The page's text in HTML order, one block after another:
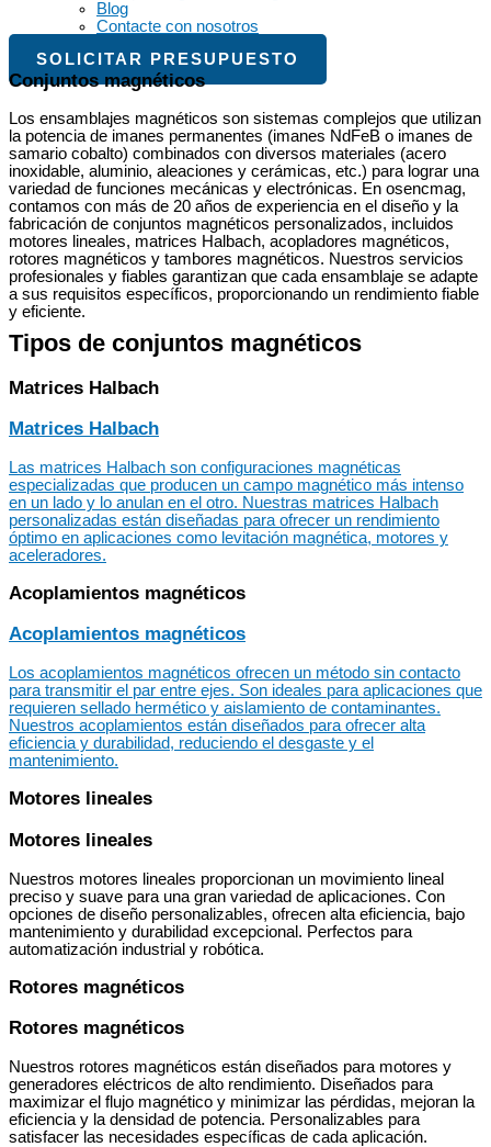
Blog
Contacte con nosotros
SOLICITAR PRESUPUESTO
Conjuntos magnéticos
Los ensamblajes magnéticos son sistemas complejos que utilizan
la potencia de imanes permanentes (imanes NdFeB o imanes de
samario cobalto) combinados con diversos materiales (acero
inoxidable, aluminio, aleaciones y cerámicas, etc.) para lograr una
variedad de funciones mecánicas y electrónicas. En osencmag,
contamos con más de 20 años de experiencia en el diseño y la
fabricación de conjuntos magnéticos personalizados, incluidos
motores lineales, matrices Halbach, acopladores magnéticos,
rotores magnéticos y tambores magnéticos. Nuestros servicios
profesionales y fiables garantizan que cada ensamblaje se adapte
a sus requisitos específicos, proporcionando un rendimiento fiable
y eficiente.
Tipos de conjuntos magnéticos
Matrices Halbach
Matrices Halbach
Las matrices Halbach son configuraciones magnéticas
especializadas que producen un campo magnético más intenso
en un lado y lo anulan en el otro. Nuestras matrices Halbach
personalizadas están diseñadas para ofrecer un rendimiento
óptimo en aplicaciones como levitación magnética, motores y
aceleradores.
Acoplamientos magnéticos
Acoplamientos magnéticos
Los acoplamientos magnéticos ofrecen un método sin contacto
para transmitir el par entre ejes. Son ideales para aplicaciones que
requieren sellado hermético y aislamiento de contaminantes.
Nuestros acoplamientos están diseñados para ofrecer alta
eficiencia y durabilidad, reduciendo el desgaste y el
mantenimiento.
Motores lineales
Motores lineales
Nuestros motores lineales proporcionan un movimiento lineal
preciso y suave para una gran variedad de aplicaciones. Con
opciones de diseño personalizables, ofrecen alta eficiencia, bajo
mantenimiento y durabilidad excepcional. Perfectos para
automatización industrial y robótica.
Rotores magnéticos
Rotores magnéticos
Nuestros rotores magnéticos están diseñados para motores y
generadores eléctricos de alto rendimiento. Diseñados para
maximizar el flujo magnético y minimizar las pérdidas, mejoran la
eficiencia y la densidad de potencia. Personalizables para
satisfacer las necesidades específicas de cada aplicación.